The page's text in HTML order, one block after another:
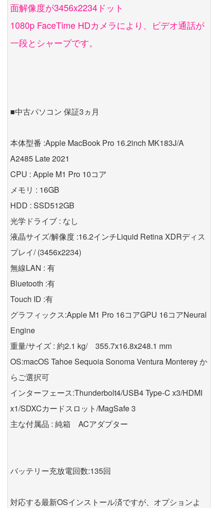
面解像度が3456x2234ドット
1080p FaceTime HDカメラにより、ビデオ通話が
一段とシャープです。
■中古パソコン 保証3ヵ月
本体型番 :Apple MacBook Pro 16.2inch MK183J/A
A2485 Late 2021
CPU : Apple M1 Pro 10コア
メモリ : 16GB
HDD : SSD512GB
光学ドライブ : なし
液晶サイズ/解像度 :16.2インチLiquid Retina XDRディス
プレイ/ (3456x2234)
無線LAN : 有
Bluetooth :有
Touch ID :有
グラフィックス:Apple M1 Pro 16コアGPU 16コアNeural
Engine
重量/サイズ : 約2.1 kg/ 355.7x16.8x248.1 mm
OS:macOS Tahoe Sequoia Sonoma Ventura Monterey か
らご選択可
インターフェース:Thunderbolt4/USB4 Type-C x3/HDMI
x1/SDXCカードスロット/MagSafe 3
主な付属品 : 純箱 ACアダプター
バッテリー充放電回数:135回
対応する最新OSインストール済ですが、オプションよ